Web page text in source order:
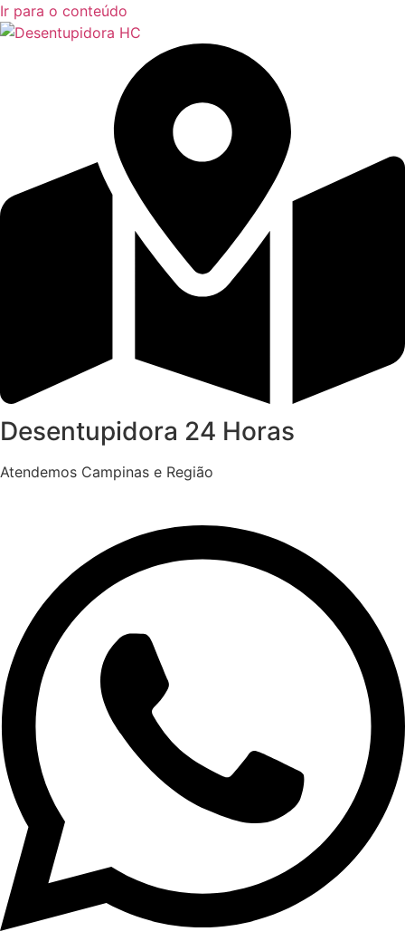
Ir para o conteúdo
Desentupidora 24 Horas
Atendemos Campinas e Região